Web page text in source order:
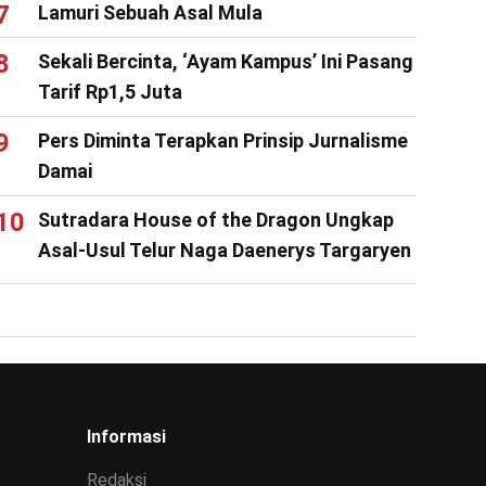
Lamuri Sebuah Asal Mula
Sekali Bercinta, ‘Ayam Kampus’ Ini Pasang
Tarif Rp1,5 Juta
Pers Diminta Terapkan Prinsip Jurnalisme
Damai
Sutradara House of the Dragon Ungkap
Asal-Usul Telur Naga Daenerys Targaryen
Informasi
Redaksi